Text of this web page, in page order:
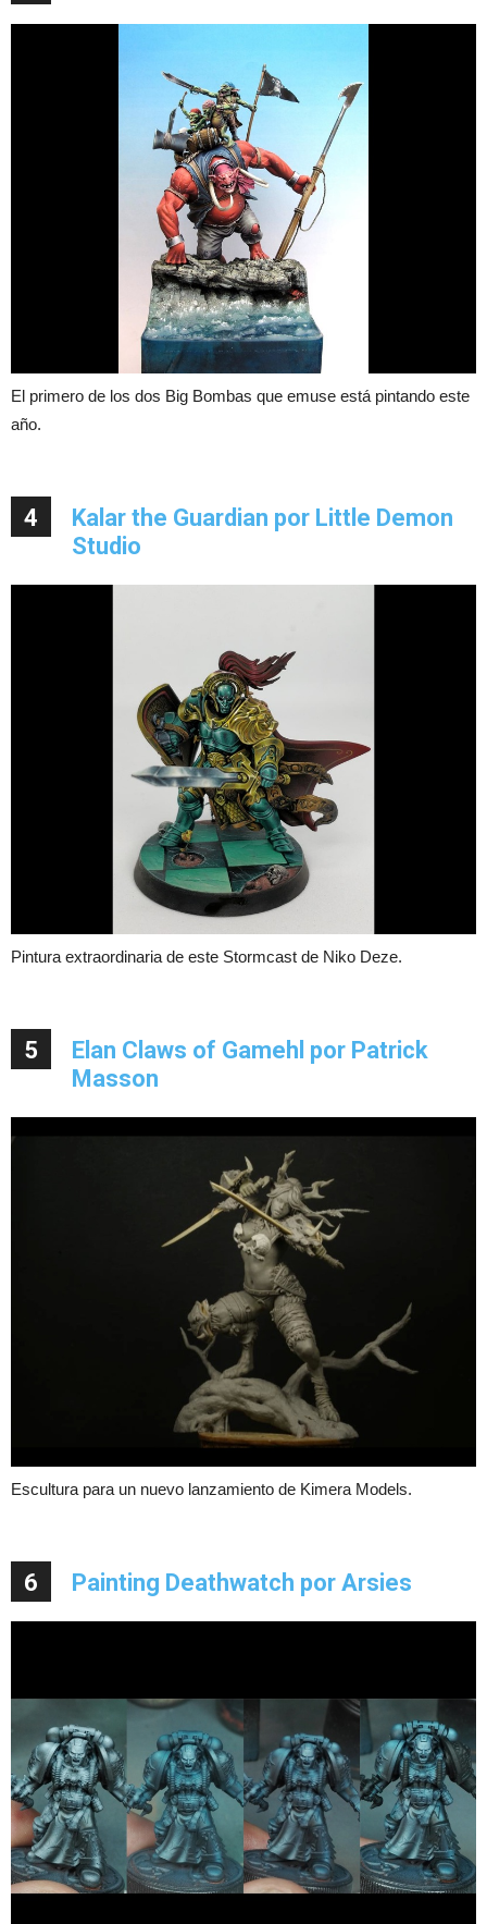
El primero de los dos Big Bombas que emuse está pintando este
año.
4
Kalar the Guardian por Little Demon
Studio
Pintura extraordinaria de este Stormcast de Niko Deze.
5
Elan Claws of Gamehl por Patrick
Masson
Escultura para un nuevo lanzamiento de Kimera Models.
6 Painting Deathwatch por Arsies